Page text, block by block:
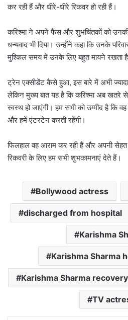
कर रही हैं और धीरे-धीरे रिकवर हो रही हैं।
करिश्मा ने अपने फैंस और शुभचिंतकों को
धन्यवाद भी दिया। उन्होंने कहा कि उनके
मुश्किल समय में उनके लिए बहुत मायने रखता
ट्रेन एक्सीडेंट कैसे हुआ, इस बारे में अभी
लेकिन मुख्य बात यह है कि करिश्मा अब खतरे
स्वस्थ हो जाएंगी। हम सभी को उम्मीद है कि
और हमें एंटरटेन करती रहेंगी।
फिलहाल वह आराम कर रही हैं और अपनी सेहत
रिकवरी के लिए हम सभी शुभकामनाएं देते हैं।
Bollywood actress
discharged from hospital
Karishma
Karishma Sharma
Karishma Sharma recovery
TV